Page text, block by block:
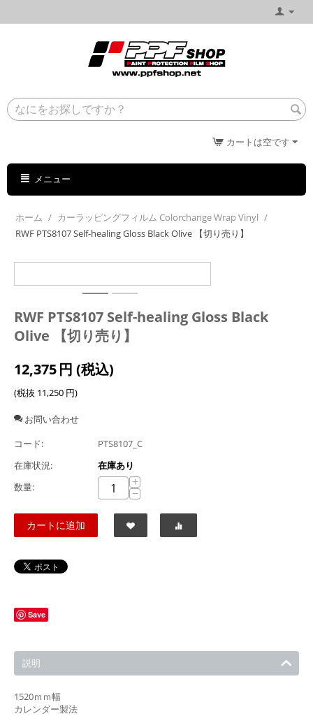
カートは空です
メニュー
ホーム / カーラッピングフィルム Colorchange Wrap Vinyl /
RWF PTS8107 Self-healing Gloss Black Olive 【切り売り】
RWF PTS8107 Self-healing Gloss Black
Olive 【切り売り】
12,375円 (税込)
(税抜 11,250 円)
お問い合わせ
コード:
PTS8107_C
在庫状況:
在庫あり
数量:
+
−
カートに追加
Save
説明
1520ｍｍ幅
カレンダー製法